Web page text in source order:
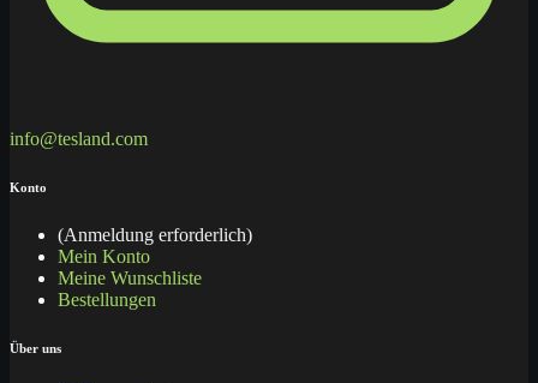
info@tesland.com
Konto
(Anmeldung erforderlich)
Mein Konto
Meine Wunschliste
Bestellungen
Über uns